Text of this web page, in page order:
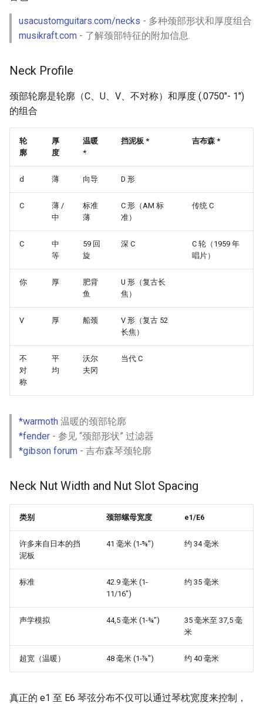
Service Workers
Redux
webpack
Browserify
Sass
Ant Design
WebGL
Preact
Progressive Enhancement
Next.js
lit-html
移动端 web 开发
Funny Markov Chains
Bioinformatics
Colorful
Steam
Bots
Site Reliability Engineering
Empathy in Engineering
DTrace
Userscripts
Pokémon
Falsehood
Quantified Self
Web 设计
JMeter
创造性编程
无需登录 web 应用
免费软件
Framer
usacustomguitars.com/necks - 多种颈部形状和厚度组合
musikraft.com - 了解颈部特征的附加信息.
Neck Profile
颈部轮廓是轮廓（C、U、V、不对称）和厚度 (.0750"- 1")
的组合
轮
廓
厚
度
温暖
*
挡泥板 * 吉布森 *
d 薄 向导 D 形
C
薄 /
中
标准
薄
C 形（AM 标
准）
传统 C
C
中
等
59 回
旋
深 C
C 轮（1959 年
唱片）
你 厚
肥背
鱼
U 形（复古长
焦）
V 厚 船颈
V 形（复古 52
长焦）
不
对
称
平
均
沃尔
夫冈
当代 C
*warmoth 温暖的颈部轮廓
*fender - 参见 “颈部形状” 过滤器
*gibson forum - 吉布森琴颈轮廓
Neck Nut Width and Nut Slot Spacing
类别 颈部螺母宽度 e1/E6
许多来自日本的挡
泥板
41 毫米 (1-⅝") 约 34 毫米
标准
42.9 毫米 (1-
11/16")
约 35 毫米
声学模拟 44,5 毫米 (1-¾")
35 毫米至 37,5 毫
米
超宽（温暖） 48 毫米 (1-⅞") 约 40 毫米
真正的 e1 至 E6 琴弦分布不仅可以通过琴枕宽度来控制，